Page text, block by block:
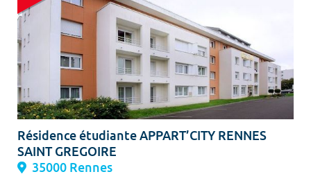
Résidence étudiante APPART’CITY RENNES
SAINT GREGOIRE
35000 Rennes